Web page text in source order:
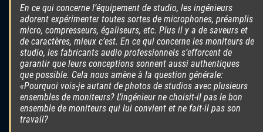
En ce qui concerne l’équipement de studio, les ingénieurs
adorent expérimenter toutes sortes de microphones, préamplis
micro, compresseurs, égaliseurs, etc. Plus il y a de saveurs et
de caractères, mieux c’est. En ce qui concerne les moniteurs de
studio, les fabricants audio professionnels s’efforcent de
garantir que leurs conceptions sonnent aussi authentiques
que possible. Cela nous amène à la question générale:
«Pourquoi vois-je autant de photos de studios avec plusieurs
ensembles de moniteurs? L’ingénieur ne choisit-il pas le bon
ensemble de moniteurs qui lui convient et ne fait-il pas son
travail?